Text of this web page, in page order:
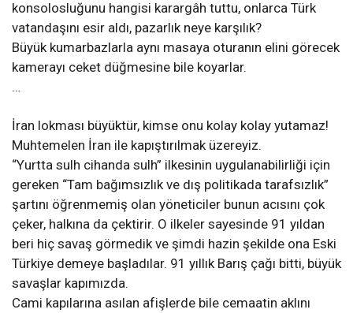
konsolosluğunu hangisi karargâh tuttu, onlarca Türk
vatandaşını esir aldı, pazarlık neye karşılık?
Büyük kumarbazlarla aynı masaya oturanın elini görecek
kamerayı ceket düğmesine bile koyarlar.
…
İran lokması büyüktür, kimse onu kolay kolay yutamaz!
Muhtemelen İran ile kapıştırılmak üzereyiz.
“Yurtta sulh cihanda sulh” ilkesinin uygulanabilirliği için
gereken “Tam bağımsızlık ve dış politikada tarafsızlık”
şartını öğrenmemiş olan yöneticiler bunun acısını çok
çeker, halkına da çektirir. O ilkeler sayesinde 91 yıldan
beri hiç savaş görmedik ve şimdi hazin şekilde ona Eski
Türkiye demeye başladılar. 91 yıllık Barış çağı bitti, büyük
savaşlar kapımızda.
Cami kapılarına asılan afişlerde bile cemaatin aklını